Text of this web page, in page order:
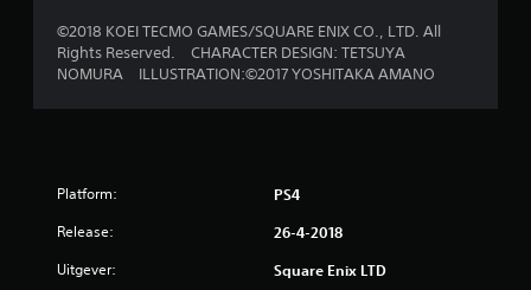
©2018 KOEI TECMO GAMES/SQUARE ENIX CO., LTD. All
Rights Reserved. CHARACTER DESIGN: TETSUYA
NOMURA ILLUSTRATION:©2017 YOSHITAKA AMANO
Platform: PS4
Release: 26-4-2018
Uitgever: Square Enix LTD